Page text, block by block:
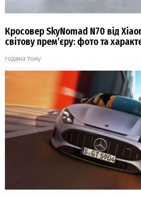
Кросовер SkyNomad N70 від
світову прем’єру: фото та
година тому